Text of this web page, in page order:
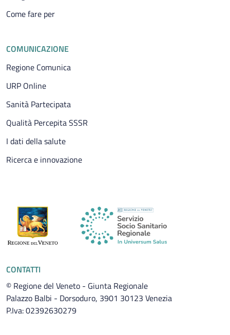
Come fare per
COMUNICAZIONE
Regione Comunica
URP Online
Sanità Partecipata
Qualità Percepita SSSR
I dati della salute
Ricerca e innovazione
CONTATTI
© Regione del Veneto - Giunta Regionale
Palazzo Balbi - Dorsoduro, 3901 30123 Venezia
P.Iva: 02392630279